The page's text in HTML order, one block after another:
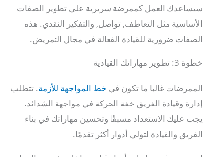
سيساعدك العمل كممرضة سريرية على تطوير الصفات
الأساسية مثل التعاطف, تواصل, والتفكير النقدي. هذه
الصفات ضرورية للقيادة الفعالة في مجال التمريض.
خطوة 3: تطوير مهاراتك القيادية
الممرضات غالبا ما تكون في خط المواجهة للأزمة. تتطلب
إدارة وقيادة الفريق خفة الحركة في مواجهة الشدائد.
يجب عليك الاستعداد مسبقًا وتحسين مهاراتك في بناء
الفريق والقيادة لتولي أدوار أكثر تقدمًا.